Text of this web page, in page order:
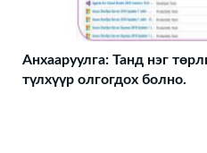
Анхааруулга: Танд нэг
түлхүүр олгогдох болно.